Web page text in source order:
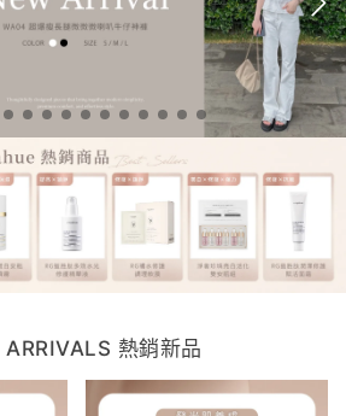
ARRIVALS 熱銷新品